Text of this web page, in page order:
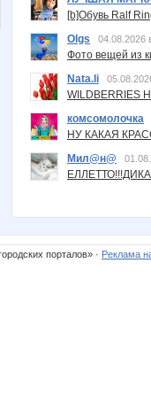
[b]Обувь Ralf
Olgs
04.08.2026
Фото вещей из
Nata.li
комсомолочка
НУ КАКАЯ
Мил@н@
порталов» · Реклама